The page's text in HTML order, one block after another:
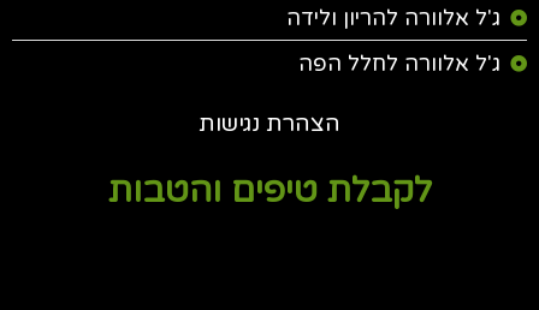
ג'ל אלוורה להריון ולידה
ג'ל אלוורה לחלל הפה
הצהרת נגישות
לקבלת טיפים והטבות